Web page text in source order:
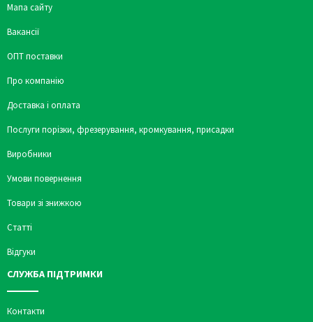
Мапа сайту
Вакансії
ОПТ поставки
Про компанію
Доставка і оплата
Послуги порізки, фрезерування, кромкування, присадки
Виробники
Умови повернення
Товари зі знижкою
Статті
Відгуки
СЛУЖБА ПІДТРИМКИ
Контакти